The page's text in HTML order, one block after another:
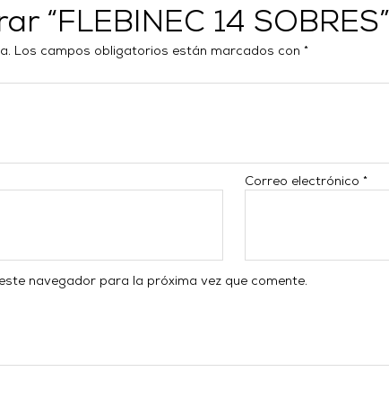
“FLEBINEC 14 SOBRES”
Los campos obligatorios están marcados con*
Correo electrónico*
navegador para la próxima vez que comente.